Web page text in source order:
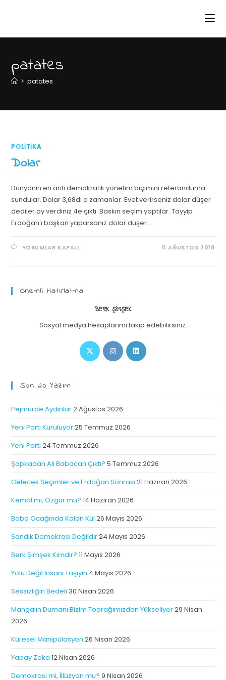
patates
> patates
POLITIKA
Dolar
Dünyanın en anti demokratik yönetim biçimini referanduma
sundular. Dolar 3,68di o zamanlar. Evet verirseniz dolar düşer
dediler oy verdiniz 4e çıktı. Baskın seçim yaptılar. Tayyip
Erdoğan'ı başkan yaparsanız dolar düşer…
YORUMLAR KAPALI 11 AĞUSTOS 2018
Önemli Hatırlatma
BERK ŞIMŞEK
Sosyal medya hesaplarımı takip edebilirsiniz.
Son 20 Yazım
Pejmürde Aydınlar2 Ağustos 2026
Yeni Parti Kuruluyor25 Temmuz 2026
Yeni Parti 24 Temmuz 2026
Şapkadan Ali Babacan Çıktı? 5 Temmuz 2026
Gelecek Seçimler ve Erdoğan Sonrası 21 Haziran 2026
Kemal mi, Özgür mü? 14 Haziran 2026
Baba Ocağında Kalan Kül 26 Mayıs 2026
Sandık Demokrasi Değildir24 Mayıs 2026
Berk Şimşek Kimdir? 11 Mayıs 2026
Yolu Değil İnsanı Taşıyın 4 Mayıs 2026
Sessizliğin Bedeli 30 Nisan 2026
Mangalın Dumanı Bizim Toprağımızdan Yükseliyor29 Nisan
2026
Küresel Manipülasyon 26 Nisan 2026
Yapay Zeka 12 Nisan 2026
Demokrasi mi, İllüzyon mu? 9 Nisan 2026